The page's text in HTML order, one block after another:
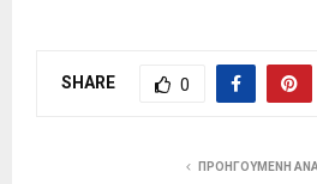
SHARE 0
ΠΡΟΗΓΟΎΜΕΝΗ